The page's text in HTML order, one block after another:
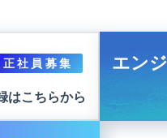
正社員募集
はこちらから
エン